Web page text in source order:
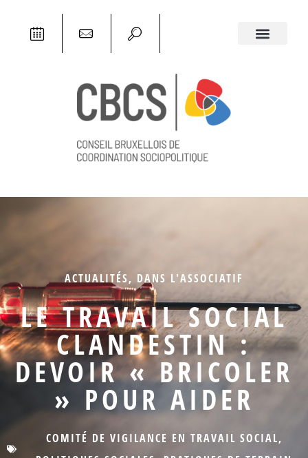
ACTUALITÉS, DANS L'ASSOCIATIF
LE TRAVAIL SOCIAL
CLANDESTIN :
DEVOIR « BRICOLER
» POUR AIDER
COMITÉ DE VIGILANCE EN TRAVAIL SOCIAL,